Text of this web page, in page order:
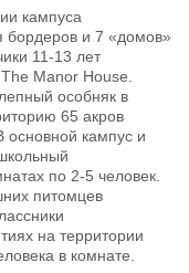
кампуса
и 7 «домов»
11-13 лет
Manor House.
особняк в
65 акров
основной кампус и
по 2-5 человек.
питомцев
на территории
в комнате.